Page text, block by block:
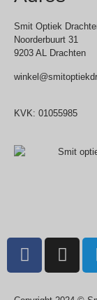
Smit Optiek
Noorderbuurt 31
9203 AL Drachten
KVK: 01055985